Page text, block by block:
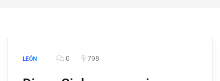
LEÓN 0 798